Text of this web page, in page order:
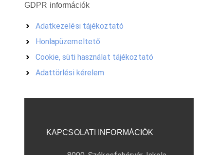
GDPR információk
Adatkezelési tájékoztató
Honlapüzemeltető
Cookie, süti használat tájékoztató
Adattörlési kérelem
KAPCSOLATI INFORMÁCIÓK